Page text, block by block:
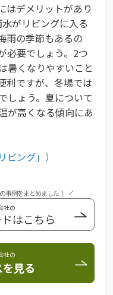
はデメリットがあり
がリビングに入る
雨の季節もあるの
必要でしょう。2つ
暑くなりやすいこと
利ですが、冬場では
しょう。夏について
が高くなる傾向にあ
ビング」）
事例をまとめました！
社の
はこちら
社の
見る